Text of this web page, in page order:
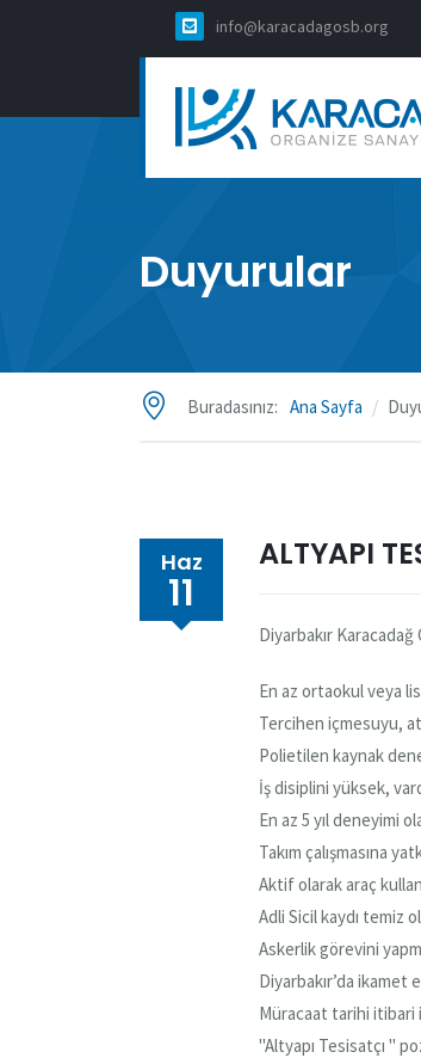
info@karacadagosb.org
Duyurular
Buradasınız: Ana Sayfa
Haz
11
ALTYAPI
Diyarbakır
En az ortaokul veya
Tercihen içmesuyu,
Polietilen kaynak
İş disiplini yüksek,
En az 5 yıl deneyimi
Takım çalışmasına
Aktif olarak araç
Adli Sicil kaydı temiz
Askerlik görevini
Diyarbakır’da
Müracaat tarihi itibari
"Altyapı Tesisatçı "